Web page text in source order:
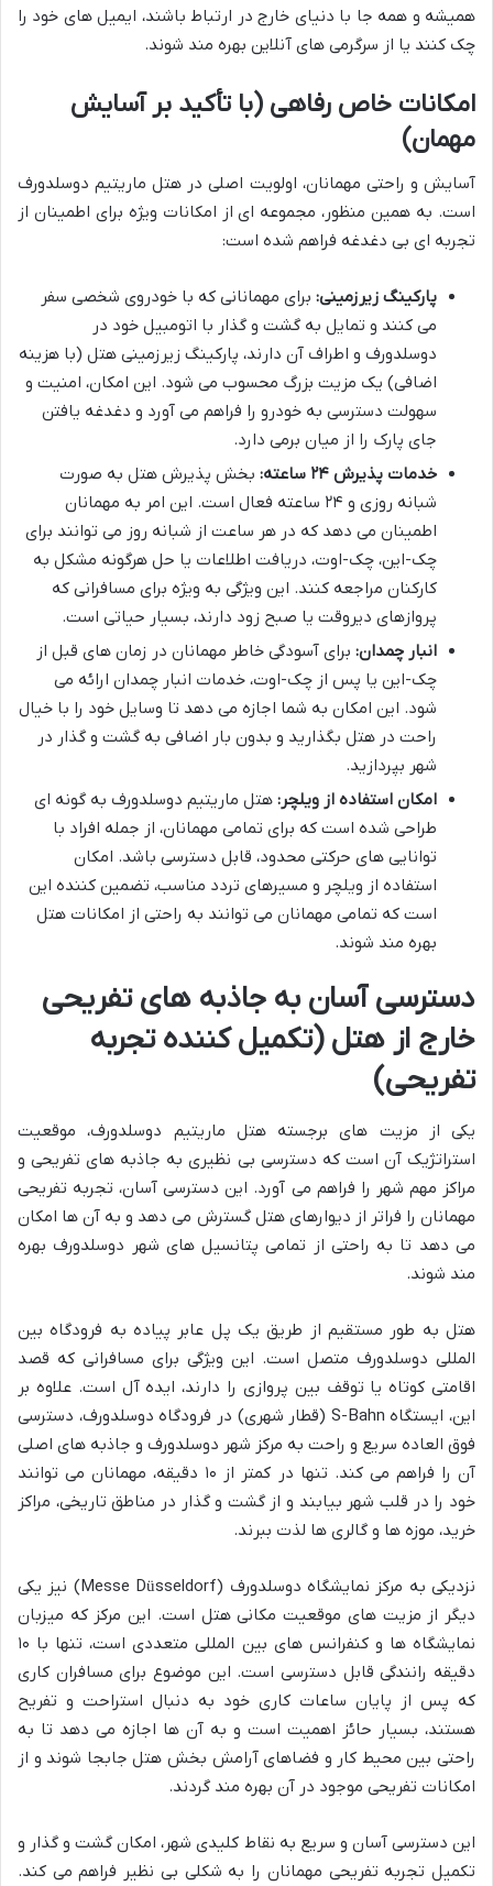
همیشه و همه جا با دنیای خارج در ارتباط باشند، ایمیل های خود را
چک کنند یا از سرگرمی های آنلاین بهره مند شوند.
امکانات خاص رفاهی (با تأکید بر آسایش
مهمان)
آسایش و راحتی مهمانان، اولویت اصلی در هتل ماریتیم دوسلدورف
است. به همین منظور، مجموعه ای از امکانات ویژه برای اطمینان از
تجربه ای بی دغدغه فراهم شده است:
پارکینگ زیرزمینی: برای مهمانانی که با خودروی شخصی سفر
می کنند و تمایل به گشت و گذار با اتومبیل خود در
دوسلدورف و اطراف آن دارند، پارکینگ زیرزمینی هتل (با هزینه
اضافی) یک مزیت بزرگ محسوب می شود. این امکان، امنیت و
سهولت دسترسی به خودرو را فراهم می آورد و دغدغه یافتن
جای پارک را از میان برمی دارد.
خدمات پذیرش ۲۴ ساعته:
بخش پذیرش هتل به صورت
شبانه روزی و ۲۴ ساعته فعال است. این امر به مهمانان
اطمینان می دهد که در هر ساعت از شبانه روز می توانند برای
چک-این، چک-اوت، دریافت اطلاعات یا حل هرگونه مشکل به
کارکنان مراجعه کنند. این ویژگی به ویژه برای مسافرانی که
پروازهای دیروقت یا صبح زود دارند، بسیار حیاتی است.
انبار چمدان: برای آسودگی خاطر مهمانان در زمان های قبل از
چک-این یا پس از چک-اوت، خدمات انبار چمدان ارائه می
شود. این امکان به شما اجازه می دهد تا وسایل خود را با خیال
راحت در هتل بگذارید و بدون بار اضافی به گشت و گذار در
شهر بپردازید.
امکان استفاده از ویلچر: هتل ماریتیم دوسلدورف به گونه ای
طراحی شده است که برای تمامی مهمانان، از جمله افراد با
توانایی های حرکتی محدود، قابل دسترسی باشد. امکان
استفاده از ویلچر و مسیرهای تردد مناسب، تضمین کننده این
است که تمامی مهمانان می توانند به راحتی از امکانات هتل
بهره مند شوند.
دسترسی آسان به جاذبه های تفریحی
خارج از هتل (تکمیل کننده تجربه
تفریحی)
یکی از مزیت های برجسته هتل ماریتیم دوسلدورف، موقعیت
استراتژیک آن است که دسترسی بی نظیری به جاذبه های تفریحی و
مراکز مهم شهر را فراهم می آورد. این دسترسی آسان، تجربه تفریحی
مهمانان را فراتر از دیوارهای هتل گسترش می دهد و به آن ها امکان
می دهد تا به راحتی از تمامی پتانسیل های شهر دوسلدورف بهره
مند شوند.
هتل به طور مستقیم از طریق یک پل عابر پیاده به فرودگاه بین
المللی دوسلدورف متصل است. این ویژگی برای مسافرانی که قصد
اقامتی کوتاه یا توقف بین پروازی را دارند، ایده آل است. علاوه بر
این، ایستگاه S-Bahn (قطار شهری) در فرودگاه دوسلدورف، دسترسی
فوق العاده سریع و راحت به مرکز شهر دوسلدورف و جاذبه های اصلی
آن را فراهم می کند. تنها در کمتر از ۱۰ دقیقه، مهمانان می توانند
خود را در قلب شهر بیابند و از گشت و گذار در مناطق تاریخی، مراکز
خرید، موزه ها و گالری ها لذت ببرند.
نزدیکی به مرکز نمایشگاه دوسلدورف (Messe Düsseldorf) نیز یکی
دیگر از مزیت های موقعیت مکانی هتل است. این مرکز که میزبان
نمایشگاه ها و کنفرانس های بین المللی متعددی است، تنها با ۱۰
دقیقه رانندگی قابل دسترسی است. این موضوع برای مسافران کاری
که پس از پایان ساعات کاری خود به دنبال استراحت و تفریح
هستند، بسیار حائز اهمیت است و به آن ها اجازه می دهد تا به
راحتی بین محیط کار و فضاهای آرامش بخش هتل جابجا شوند و از
امکانات تفریحی موجود در آن بهره مند گردند.
این دسترسی آسان و سریع به نقاط کلیدی شهر، امکان گشت و گذار و
تکمیل تجربه تفریحی مهمانان را به شکلی بی نظیر فراهم می کند.